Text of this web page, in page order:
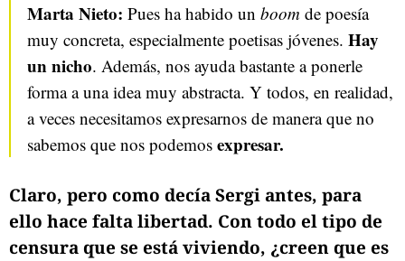
Marta Nieto: Pues ha habido un boom de poesía
muy concreta, especialmente poetisas jóvenes. Hay
un nicho. Además, nos ayuda bastante a ponerle
forma a una idea muy abstracta. Y todos, en realidad,
a veces necesitamos expresarnos de manera que no
sabemos que nos podemos expresar.
Claro, pero como decía Sergi antes, para
ello hace falta libertad. Con todo el tipo de
censura que se está viviendo, ¿creen que es